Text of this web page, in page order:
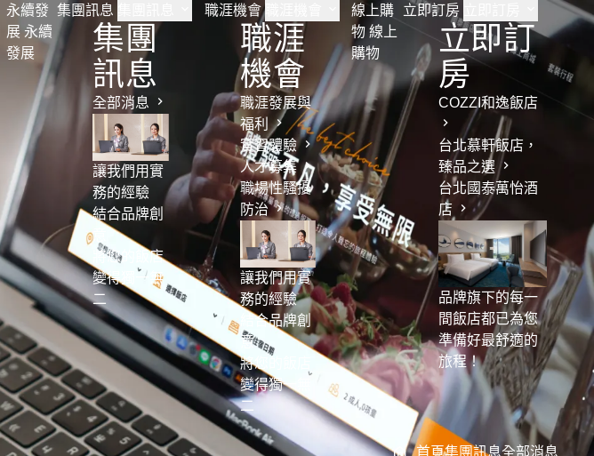
永續發
展 永續
發展
集團訊息
集團
訊息
全部消息
讓我們用實
務的經驗
結合品牌創
意
將您的飯店
變得獨一無
二
職涯機會 職涯機會
職涯
機會
職涯發展與
福利
實習體驗
人才募集
職場性騷擾
防治
讓我們用實
務的經驗
結合品牌創
意
將您的飯店
變得獨一無
二
線上購
物 線上
購物
立即訂房
立即訂
房
COZZI和逸飯店
台北慕軒飯店，
臻品之選
台北國泰萬怡酒
店
品牌旗下的每一
間飯店都已為您
準備好最舒適的
旅程！
首頁集團訊息全部消息